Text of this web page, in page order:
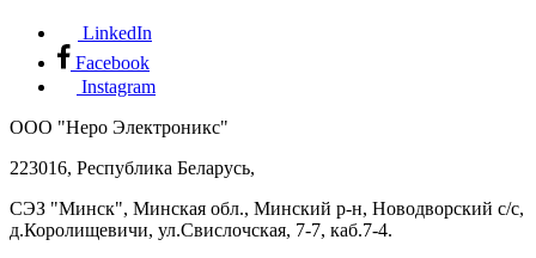
LinkedIn
Facebook
Instagram
ООО "Неро Электроникс"
223016, Республика Беларусь,
СЭЗ "Минск", Минская обл., Минский р-н, Новодворский с/с,
д.Королищевичи, ул.Свислочская, 7-7, каб.7-4.